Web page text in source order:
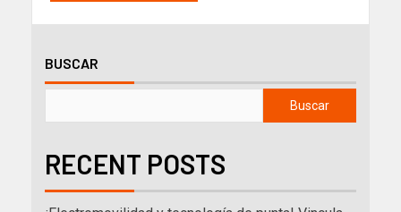
BUSCAR
Buscar
RECENT POSTS